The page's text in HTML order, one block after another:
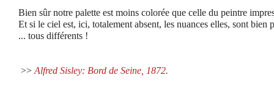
Bien sûr notre palette est moins colorée que celle du peintre
Et si le ciel est, ici, totalement absent, les nuances elles, sont bien
... tous différents !
>> Alfred Sisley: Bord de Seine, 1872.